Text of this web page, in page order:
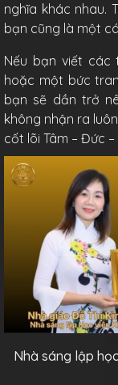
nghĩa khác nhau.
bạn cũng là một
Nếu bạn viết các
hoặc một bức
bạn sẽ dần trở
không nhận ra
cốt lõi Tâm – Đức
Nhà sáng lập